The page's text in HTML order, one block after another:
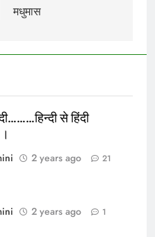
मधुमास
से हिंदी
2 years ago 21
2 years ago 1